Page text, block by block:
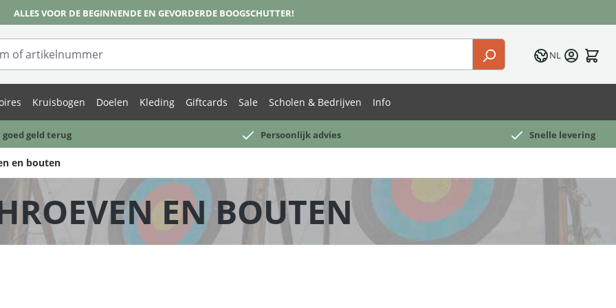
ALLES VOOR DE BEGINNENDE EN GEVORDERDE BOOGSCHUTTER!
NL
Kruisbogen Doelen Kleding Giftcards Sale Scholen & Bedrijven Info
geld terug Persoonlijk advies Snelle levering
en bouten
EN BOUTEN